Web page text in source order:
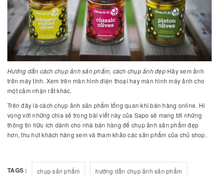
Hướng dẫn cách chụp ảnh sản phẩm, cách chụp ảnh đẹpHãy xem ảnh
trên máy tính. Xem trên màn hình điện thoại hay màn hình máy ảnh cho
một cảm nhận rất khác.
Trên đây là cách chụp ảnh sản phẩm tổng quan khi bán hàng online. Hi
vọng với những chia sẻ trong bài viết này của Sapo sẽ mang tới những
thông tin hữu ích dành cho nhà bán hàng để chụp ảnh sản phẩm đẹp
hơn, thu hút khách hàng xem và tham khảo các sản phẩm của chủ shop.
TAGS : chụp sản phẩm hướng dẫn chụp ảnh sản phẩm